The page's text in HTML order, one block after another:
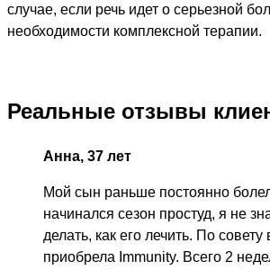
случае, если речь идет о серьезной
необходимости комплексной терапии.
Реальные отзывы
Анна, 37 лет
Мой сын раньше постоянно
начинался сезон простуд, я не
делать, как его лечить. По совету
приобрела Immunity. Всего 2